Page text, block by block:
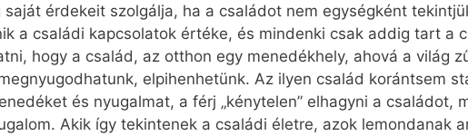
saját érdekeit szolgálja, ha a családot nem egységként
a családi kapcsolatok értéke, és mindenki csak addig tart a
hogy a család, az otthon egy menedékhely, ahová a világ
elpihenhetünk. Az ilyen család korántsem
és nyugalmat, a férj „kénytelen” elhagyni a családot,
Akik így tekintenek a családi életre, azok lemondanak